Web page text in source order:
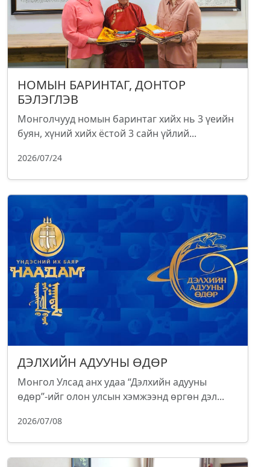
НОМЫН БАРИНТАГ, ДОНТОР
БЭЛЭГЛЭВ
Монголчууд номын баринтаг хийх нь 3 үеийн
буян, хүний хийх ёстой 3 сайн үйлий...
2026/07/24
ДЭЛХИЙН АДУУНЫ ӨДӨР
Монгол Улсад анх удаа “Дэлхийн адууны
өдөр”-ийг олон улсын хэмжээнд өргөн дэл...
2026/07/08